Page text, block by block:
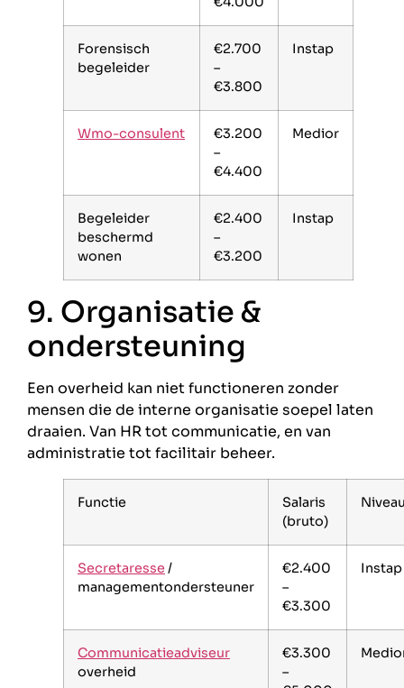
Forensisch
begeleider
€2.700
–
€3.800
Instap
Wmo-consulent
€3.200
–
€4.400
Medior
Begeleider
beschermd
wonen
€2.400
–
€3.200
Instap
9. Organisatie &
ondersteuning
Een overheid kan niet functioneren zonder
mensen die de interne organisatie soepel laten
draaien. Van HR tot communicatie, en van
administratie tot facilitair beheer.
Functie
Salaris
(bruto)
Secretaresse/
managementondersteuner
€2.400
–
€3.300
Instap
Communicatieadviseur
overheid
€3.300
–